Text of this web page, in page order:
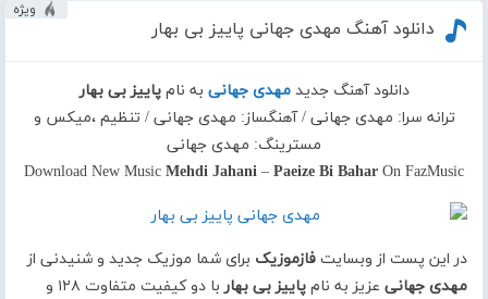
دانلود آهنگ مهدی جهانی پاییز بی بهار
ویژه
دانلود آهنگ جدیدمهدی جهانی به نامپاییز بی بهار
ترانه سرا: مهدی جهانی / آهنگساز: مهدی جهانی / تنظیم ،میکس و
مسترینگ: مهدی جهانی
Download New Music Mehdi Jahani – Paeize Bi Bahar On FazMusic
در این پست از وبسایتفازموزیک برای شما موزیک جدید و شنیدنی از
مهدی جهانی عزیز به نامپاییز بی بهار
با دو کیفیت متفاوت ۱۲۸ و